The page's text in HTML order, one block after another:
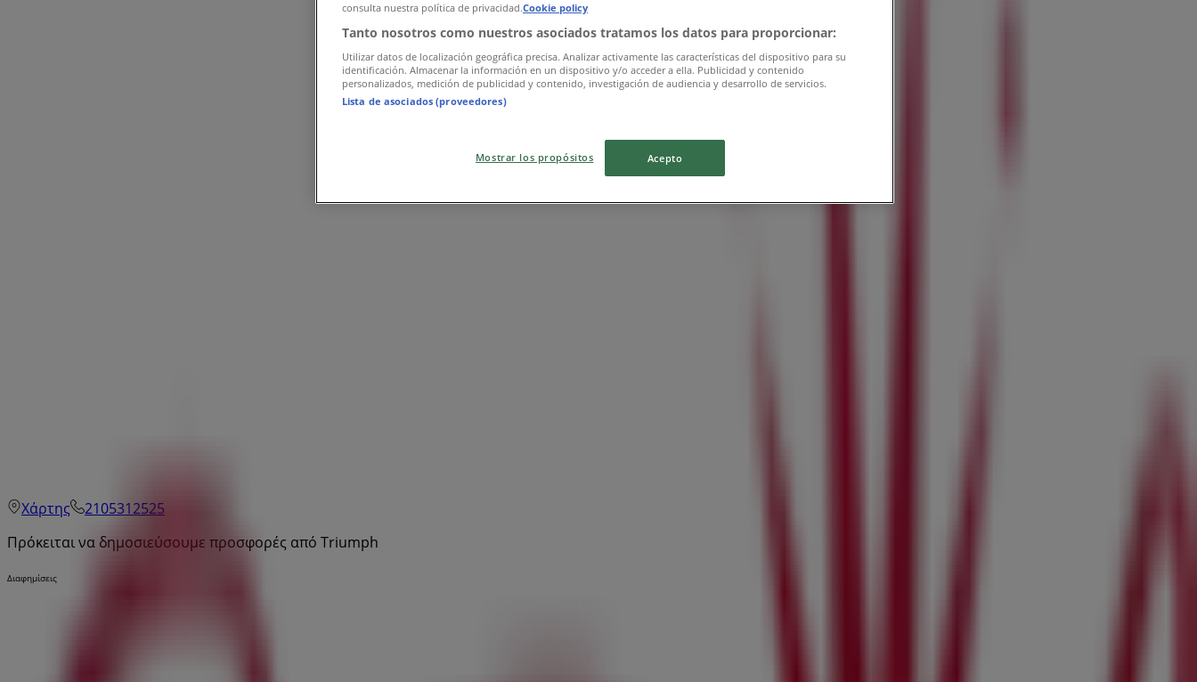
Χάρτης
2105312525
Πρόκειται να δημοσιεύσουμε προσφορές από Triumph
Διαφημίσεις
consulta nuestra política de privacidad.Cookie policy
Tanto nosotros como nuestros asociados tratamos los datos para proporcionar:
Utilizar datos de localización geográfica precisa. Analizar activamente las características del dispositivo para su
identificación. Almacenar la información en un dispositivo y/o acceder a ella. Publicidad y contenido
personalizados, medición de publicidad y contenido, investigación de audiencia y desarrollo de servicios.
Lista de asociados (proveedores)
Mostrar los propósitos Acepto